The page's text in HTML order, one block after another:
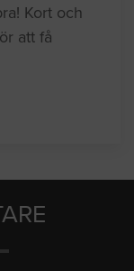
Kort och
att få